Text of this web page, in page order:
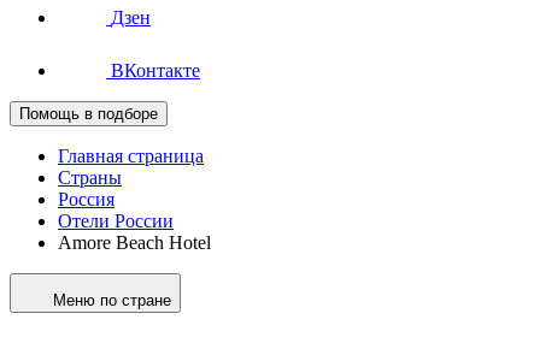
Дзен
ВКонтакте
Помощь в подборе
Главная страница
Страны
Россия
Отели России
Amore Beach Hotel
Меню по стране